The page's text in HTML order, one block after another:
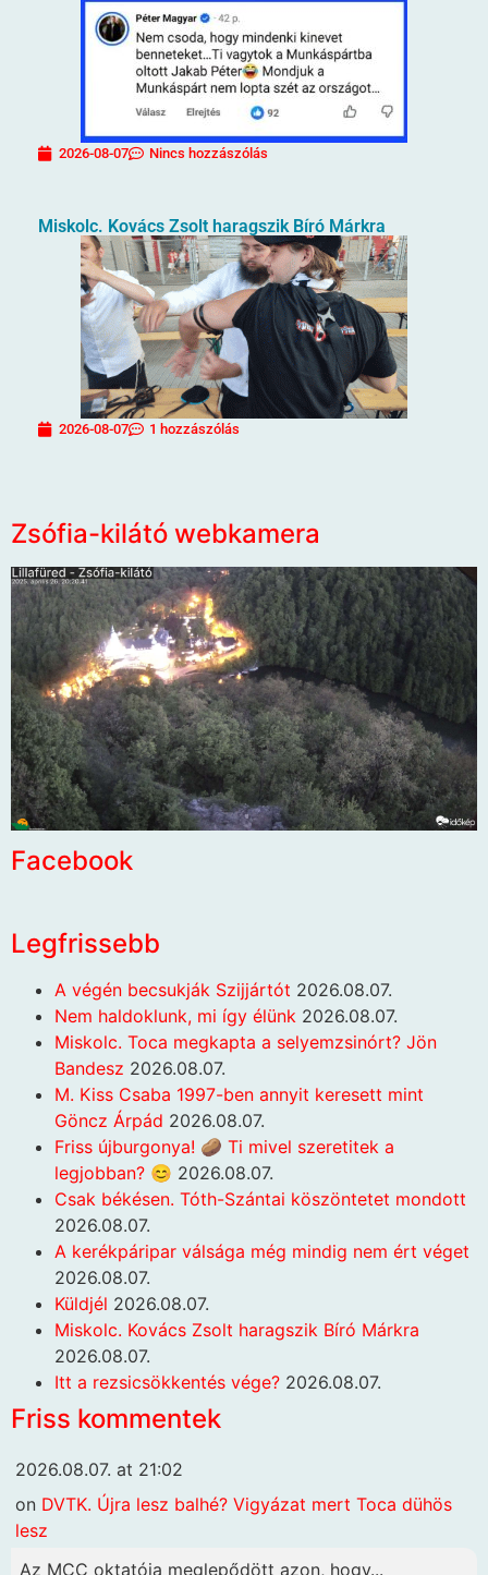
2026-08-07 Nincs hozzászólás
Miskolc. Kovács Zsolt haragszik Bíró Márkra
2026-08-07 1 hozzászólás
Zsófia-kilátó webkamera
Facebook
Legfrissebb
A végén becsukják Szijjártót 2026.08.07.
Nem haldoklunk, mi így élünk 2026.08.07.
Miskolc. Toca megkapta a selyemzsinórt? Jön
Bandesz 2026.08.07.
M. Kiss Csaba 1997-ben annyit keresett mint
Göncz Árpád 2026.08.07.
Friss újburgonya! 🥔 Ti mivel szeretitek a
legjobban? 😊 2026.08.07.
Csak békésen. Tóth-Szántai köszöntetet mondott
2026.08.07.
A kerékpáripar válsága még mindig nem ért véget
2026.08.07.
Küldjél 2026.08.07.
Miskolc. Kovács Zsolt haragszik Bíró Márkra
2026.08.07.
Itt a rezsicsökkentés vége? 2026.08.07.
Friss kommentek
2026.08.07. at 21:02
on DVTK. Újra lesz balhé? Vigyázat mert Toca dühös
lesz
Az MCC oktatója meglepődött azon, hogy...